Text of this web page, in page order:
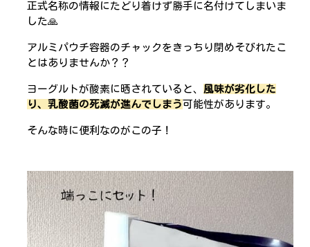
正式名称の情報にたどり着けず勝手に名付けてしまいま
した🙏
アルミパウチ容器のチャックをきっちり閉めそびれたこ
とはありませんか？？
ヨーグルトが酸素に晒されていると、 風味が劣化した
り、乳酸菌の死滅が進んでしまう 可能性があります。
そんな時に便利なのがこの子！